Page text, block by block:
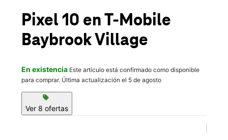
location_on
1501 W Bay Area Blvd Ste B Webster, TX 77598
Pixel 10 en T-Mobile
Baybrook Village
En existencia Este artículo está confirmado como disponible
para comprar. Última actualización el 5 de agosto
sell
Ver 8 ofertas